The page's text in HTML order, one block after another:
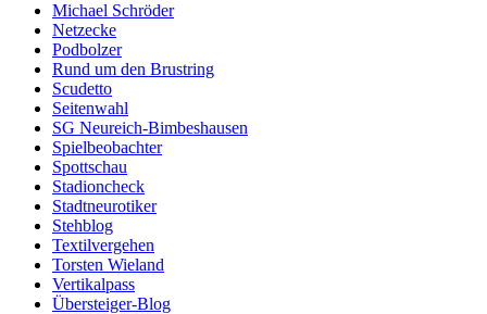
Michael Schröder
Netzecke
Podbolzer
Rund um den Brustring
Scudetto
Seitenwahl
SG Neureich-Bimbeshausen
Spielbeobachter
Spottschau
Stadioncheck
Stadtneurotiker
Stehblog
Textilvergehen
Torsten Wieland
Vertikalpass
Übersteiger-Blog